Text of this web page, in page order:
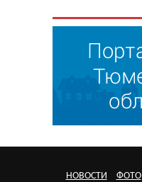
НОВОСТИ ФОТО